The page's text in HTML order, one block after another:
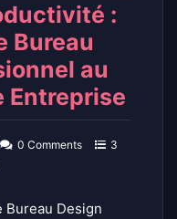
:
Bureau
au
Entreprise
0 Comments
3
Design